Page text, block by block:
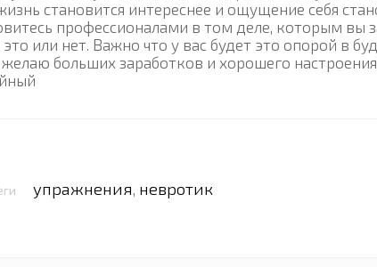
становится интереснее и ощущение себя
профессионалами в том деле, которым вы
или нет. Важно что у вас будет это опорой в
больших заработков и хорошего
упражнения невротик